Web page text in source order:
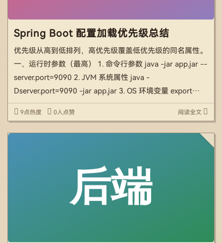
Spring Boot 配置加载优先级总结
优先级从高到低排列，高优先级覆盖低优先级的同名属性。
一、运行时参数（最高） 1. 命令行参数 java -jar app.jar --
server.port=9090 2. JVM 系统属性 java -
Dserver.port=9090 -jar app.jar 3. OS 环境变量 export
SERVER_P […]
9点热度 0人点赞 阅读全文